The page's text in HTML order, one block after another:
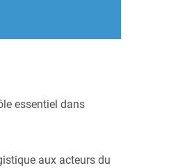
essentiel dans
aux acteurs du